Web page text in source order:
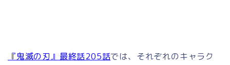
『鬼滅の刃』最終話205話では、それぞれのキャラク